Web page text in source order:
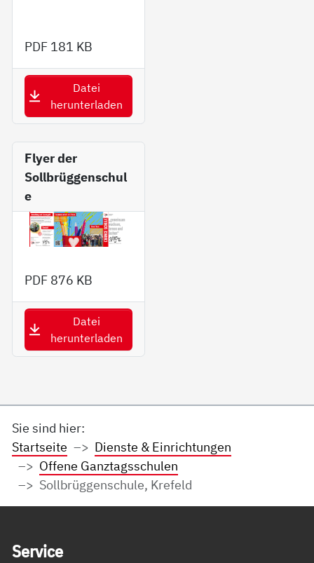
PDF 181 KB
Datei
herunterladen
Fly­er der
Sollbrüggenschul
e
PDF 876 KB
Datei
herunterladen
Sie sind hier:
Startseite
Dienste & Einrichtungen
Offene Ganztagsschulen
Sollbrüggenschule, Krefeld
Ser­vice